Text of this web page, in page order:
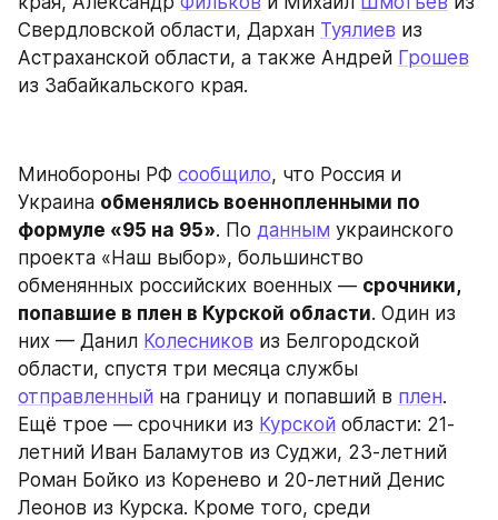
Свердловской области, Дархан Туялиев из
Астраханской области, а также Андрей Грошев
из Забайкальского края.
Минобороны РФ сообщило, что Россия и
Украина обменялись военнопленными по
формуле «95 на 95». По данным украинского
проекта «Наш выбор», большинство
обменянных российских военных — срочники,
попавшие в плен в Курской области. Один из
них — Данил Колесников из Белгородской
отправленный на границу и попавший в плен.
Ещё трое — срочники из Курской области: 21-
летний Иван Баламутов из Суджи, 23-летний
Роман Бойко из Коренево и 20-летний Денис
Леонов из Курска. Кроме того, среди